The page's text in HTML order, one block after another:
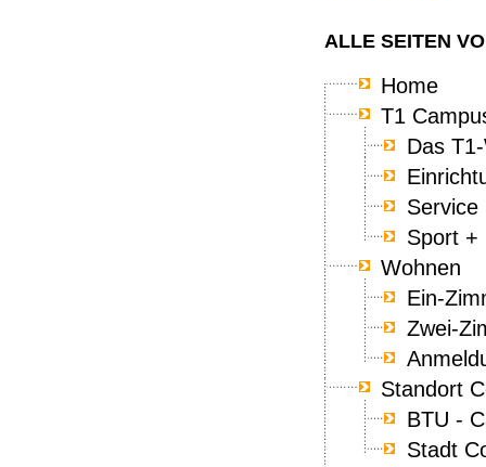
ALLE SEITEN
Home
T1
Das
Service
Sport +
Wohnen
Ein-
Zwei-
Standort
BTU -
Stadt